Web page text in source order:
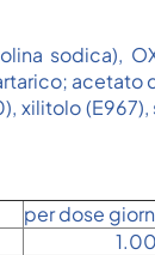
sodica),
acetato
xilitolo
per dose